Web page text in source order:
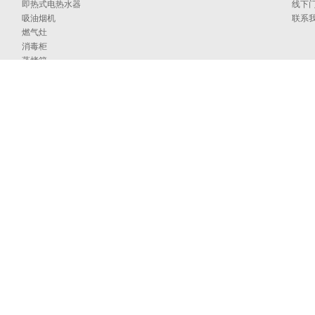
即热式电热水器
吸油烟机
燃气灶
消毒柜
蒸烤箱
线下
联系